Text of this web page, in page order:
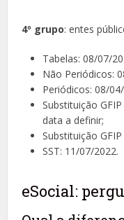
4º grupo: entes
Tabelas: 08/07/
Não Periódicos:
Periódicos: 08/
Substituição
data a definir;
Substituição
SST: 11/07/2022.
eSocial: